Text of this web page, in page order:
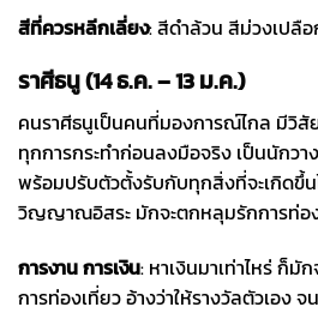
สีที่ควรหลีกเลี่ยง: สีดำล้วน สีม่วงเปลื
ราศีธนู (14 ธ.ค. – 13 ม.ค.)
คนราศีธนูเป็นคนที่มองการณ์ไกล มีวิสั
ทุกการกระทำก่อนลงมือจริง เป็นนักว
พร้อมปรับตัวตั้งรับกับทุกสิ่งที่จะเกิดขึ้
วิญญาณอิสระ มักจะตกหลุมรักการท่อ
การงาน การเงิน: หาเงินมาเท่าไหร่ ก็
การท่องเที่ยว อ้างว่าให้รางวัลตัวเอง จ